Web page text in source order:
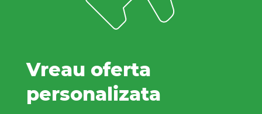
Vreau oferta
personalizata